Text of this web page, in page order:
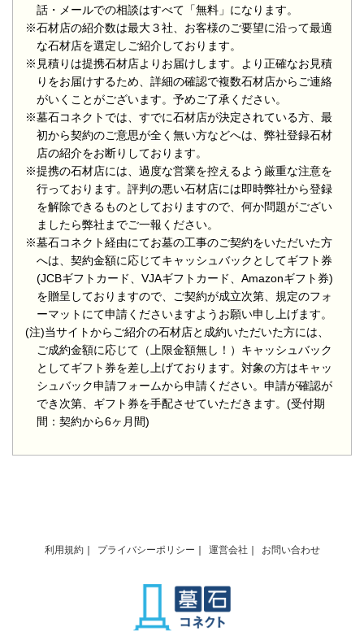
話・メールでの相談はすべて「無料」になります。
※石材店の紹介数は最大３社、お客様のご要望に沿って最適
な石材店を選定しご紹介しております。
※見積りは提携石材店よりお届けします。より正確なお見積
りをお届けするため、詳細の確認で複数石材店からご連絡
がいくことがございます。予めご了承ください。
※墓石コネクトでは、すでに石材店が決定されている方、最
初から契約のご意思が全く無い方などへは、弊社登録石材
店の紹介をお断りしております。
※提携の石材店には、過度な営業を控えるよう厳重な注意を
行っております。評判の悪い石材店には即時弊社から登録
を解除できるものとしておりますので、何か問題がござい
ましたら弊社までご一報ください。
※墓石コネクト経由にてお墓の工事のご契約をいただいた方
へは、契約金額に応じてキャッシュバックとしてギフト券
(JCBギフトカード、VJAギフトカード、Amazonギフト券)
を贈呈しておりますので、ご契約が成立次第、規定のフォ
ーマットにて申請くださいますようお願い申し上げます。
(注)当サイトからご紹介の石材店と成約いただいた方には、
ご成約金額に応じて（上限金額無し！）キャッシュバック
としてギフト券を差し上げております。対象の方はキャッ
シュバック申請フォームから申請ください。申請が確認が
でき次第、ギフト券を手配させていただきます。(受付期
間：契約から6ヶ月間)
利用規約 プライバシーポリシー 運営会社 お問い合わせ